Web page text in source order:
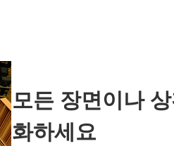
모든 장면이나
화하세요